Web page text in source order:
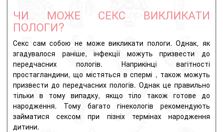
ЧИ МОЖЕ СЕКС ВИКЛИКАТИ
ПОЛОГИ?
Секс сам собою не може викликати пологи. Однак, як
згадувалося раніше, інфекції можуть призвести до
передчасних пологів. Наприкінці вагітності
простагландини, що містяться вспермі , також можуть
призвести до передчасних пологів. Однак це правильно
тільки в тому випадку, якщо тіло також готове до
народження. Тому багато гінекологів рекомендують
займатися сексом при пізніх термінах народження
дитини.